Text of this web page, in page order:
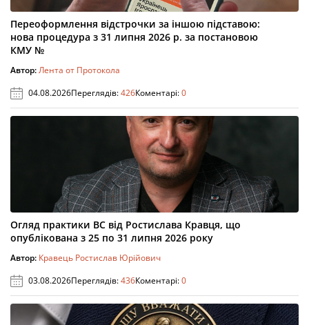
Переоформлення відстрочки за іншою підставою:
нова процедура з 31 липня 2026 р. за постановою
КМУ №
Автор:Лента от Протокола
04.08.2026Переглядів:426Коментарі:0
Огляд практики ВС від Ростислава Кравця, що
опублікована з 25 по 31 липня 2026 року
Автор: Кравець Ростислав Юрійович
03.08.2026Переглядів:436Коментарі:0